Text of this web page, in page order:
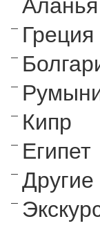
Греция
Кипр
Египет